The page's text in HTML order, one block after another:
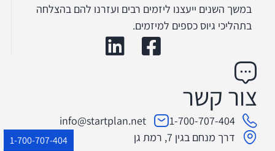
1-700-707-404
במשך השנים ייעצנו ליזמים רבים ועזרנו להם בהצלחה
בתהליכי גיוס כספים למיזמים.
צור קשר
1-700-707-404
info@startplan.net
דרך מנחם בגין 7, רמת גן